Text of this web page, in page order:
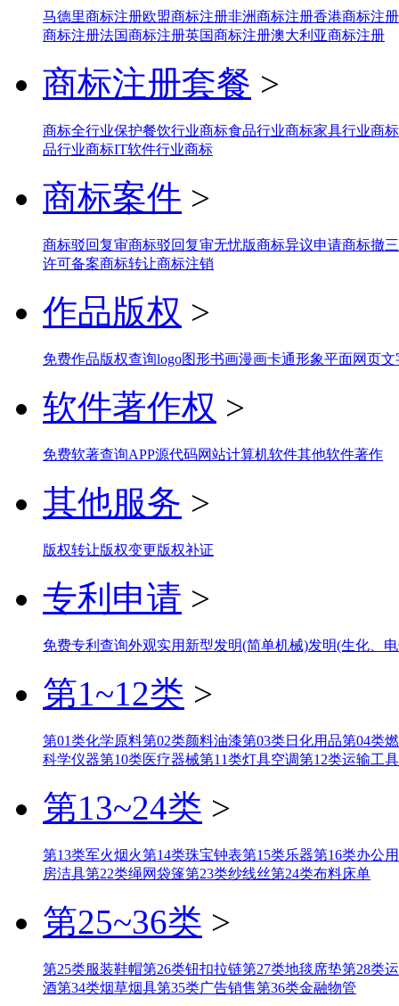
马德里商标注册欧盟商标注册非洲商标注册香港商标注册
商标注册法国商标注册英国商标注册澳大利亚商标注册
商标注册套餐 >
商标全行业保护餐饮行业商标食品行业商标家具行业商标
品行业商标IT软件行业商标
商标案件 >
商标驳回复审商标驳回复审无忧版商标异议申请商标撤
许可备案商标转让商标注销
作品版权 >
免费作品版权查询logo图形书画漫画卡通形象平面网页文
软件著作权 >
免费软著查询APP源代码网站计算机软件其他软件著作
其他服务 >
版权转让版权变更版权补证
专利申请 >
免费专利查询外观实用新型发明(简单机械)发明(生化、
第1~12类 >
第01类化学原料第02类颜料油漆第03类日化用品第04类
科学仪器第10类医疗器械第11类灯具空调第12类运输工具
第13~24类 >
第13类军火烟火第14类珠宝钟表第15类乐器第16类办公
房洁具第22类绳网袋篷第23类纱线丝第24类布料床单
第25~36类 >
第25类服装鞋帽第26类钮扣拉链第27类地毯席垫第28类
酒第34类烟草烟具第35类广告销售第36类金融物管